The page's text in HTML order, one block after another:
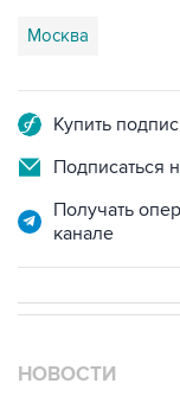
Москва
Купить
Подписаться
Получать
канале
НОВОСТИ